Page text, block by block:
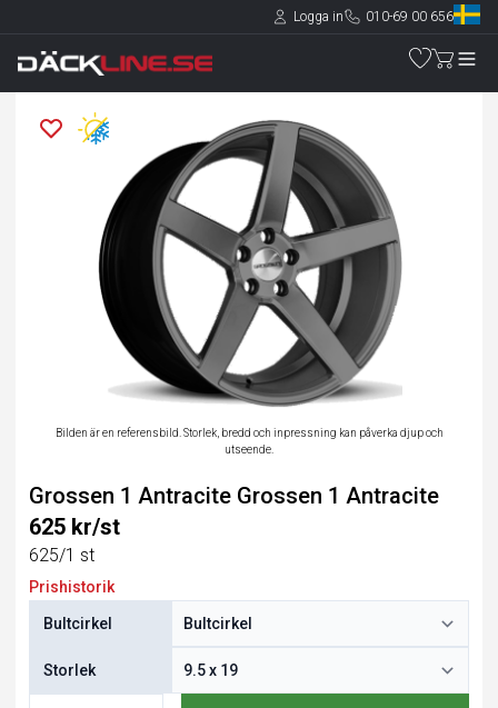
Logga in 010-69 00 656
Bilden är en referensbild. Storlek, bredd och inpressning kan påverka djup och
utseende.
Grossen 1 Antracite Grossen 1 Antracite
625 kr/st
625/1 st
Prishistorik
Bultcirkel
Storlek